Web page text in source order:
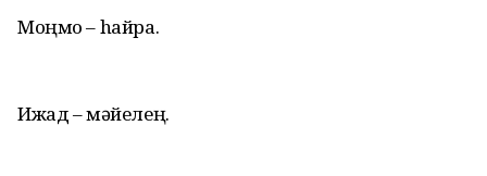
Моңмо – hайра.
Ижад – мәйелең.